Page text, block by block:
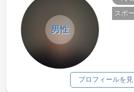
男性
スポ
プロフィールを見